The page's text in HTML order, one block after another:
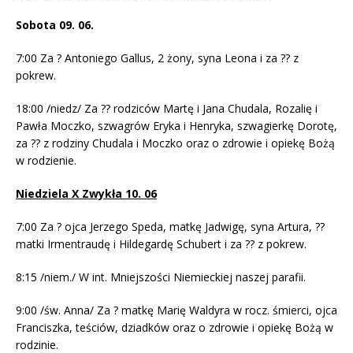
Sobota 09. 06.
7:00 Za ? Antoniego Gallus, 2 żony, syna Leona i za ?? z
pokrew.
18:00 /niedz/ Za ?? rodziców Martę i Jana Chudala, Rozalię i
Pawła Moczko, szwagrów Eryka i Henryka, szwagierkę Dorotę,
za ?? z rodziny Chudala i Moczko oraz o zdrowie i opiekę Bożą
w rodzienie.
Niedziela X Zwykła 10. 06
7:00 Za ? ojca Jerzego Speda, matkę Jadwigę, syna Artura, ??
matki Irmentraudę i Hildegardę Schubert i za ?? z pokrew.
8:15 /niem./ W int. Mniejszości Niemieckiej naszej parafii.
9:00 /św. Anna/ Za ? matkę Marię Waldyra w rocz. śmierci, ojca
Franciszka, teściów, dziadków oraz o zdrowie i opiekę Bożą w
rodzinie.